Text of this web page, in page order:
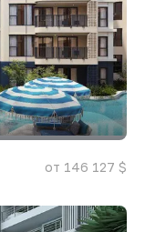
от 146 127 $